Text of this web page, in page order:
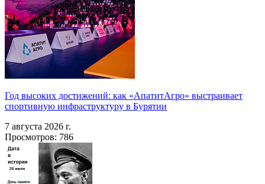
Год высоких достижений: как «АпатитАгро» выстраивает
спортивную инфраструктуру в Бурятии
7 августа 2026 г.
Просмотров: 786